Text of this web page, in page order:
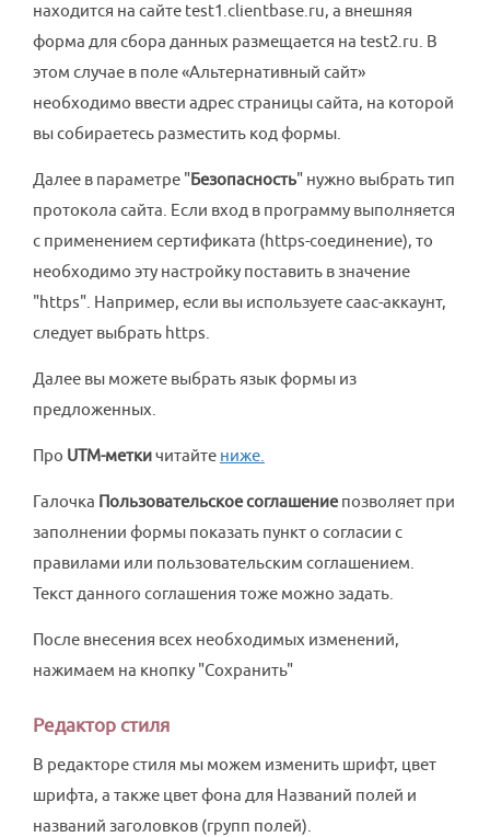
находится на сайте test1.clientbase.ru, а внешняя
форма для сбора данных размещается на test2.ru. В
этом случае в поле «Альтернативный сайт»
необходимо ввести адрес страницы сайта, на которой
вы собираетесь разместить код формы.
Далее в параметре "Безопасность" нужно выбрать тип
протокола сайта. Если вход в программу выполняется
с применением сертификата (https-соединение), то
необходимо эту настройку поставить в значение
"https". Например, если вы используете саас-аккаунт,
следует выбрать https.
Далее вы можете выбрать язык формы из
предложенных.
Про UTM-меткичитайте ниже.
Галочка Пользовательское соглашениепозволяет при
заполнении формы показать пункт о согласии с
правилами или пользовательским соглашением.
Текст данного соглашения тоже можно задать.
После внесения всех необходимых изменений,
нажимаем на кнопку "Сохранить"
Редактор стиля
В редакторе стиля мы можем изменить шрифт, цвет
шрифта, а также цвет фона для Названий полей и
названий заголовков (групп полей).